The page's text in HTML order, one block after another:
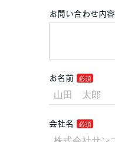
お問い合わせ内容
お名前
会社名